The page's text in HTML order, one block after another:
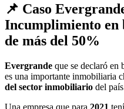
📌 Caso
Incumplimiento en
de más del 50%
Evergrande que se declaró en
es una importante inmobiliaria
del sector inmobiliario del
Una empresa que para 2021